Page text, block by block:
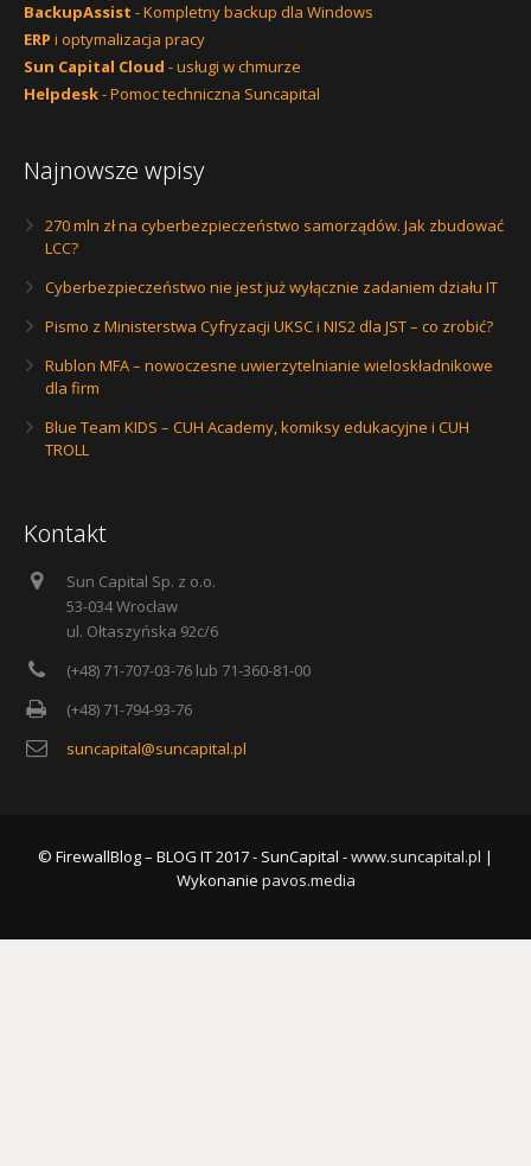
BackupAssist - Kompletny backup dla Windows
ERP i optymalizacja pracy
Sun Capital Cloud - usługi w chmurze
Helpdesk- Pomoc techniczna Suncapital
Najnowsze wpisy
270 mln zł na cyberbezpieczeństwo samorządów. Jak zbudować
LCC?
Cyberbezpieczeństwo nie jest już wyłącznie zadaniem działu IT
Pismo z Ministerstwa Cyfryzacji UKSC i NIS2 dla JST – co zrobić?
Rublon MFA – nowoczesne uwierzytelnianie wieloskładnikowe
dla firm
Blue Team KIDS – CUH Academy, komiksy edukacyjne i CUH
TROLL
Kontakt
Sun Capital Sp. z o.o.
53-034 Wrocław
ul. Ołtaszyńska 92c/6
(+48) 71-707-03-76 lub 71-360-81-00
(+48) 71-794-93-76
suncapital@suncapital.pl
© FirewallBlog – BLOG IT 2017 - SunCapital -www.suncapital.pl |
Wykonanie pavos.media